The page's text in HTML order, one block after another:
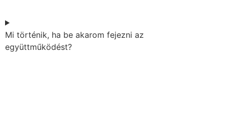
Mi történik, ha be akarom fejezni az
együttműködést?